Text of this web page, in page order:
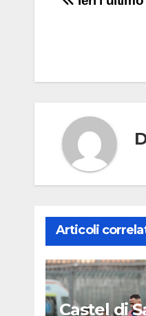
Articoli
Castel di